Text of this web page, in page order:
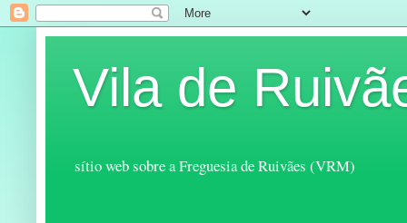
Vila de
sítio web sobre a Freguesia de Ruivães (VRM)